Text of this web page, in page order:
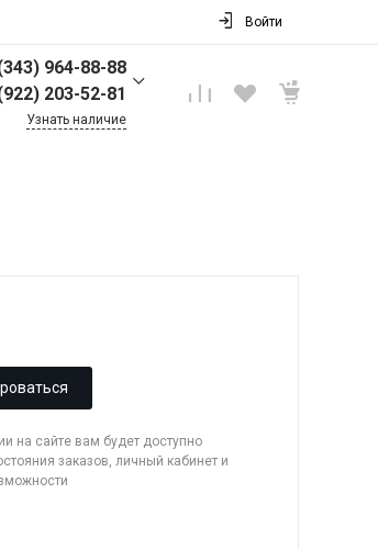
Войти
964-88-88
203-52-81
Узнать наличие
на сайте вам будет доступно
заказов, личный кабинет и